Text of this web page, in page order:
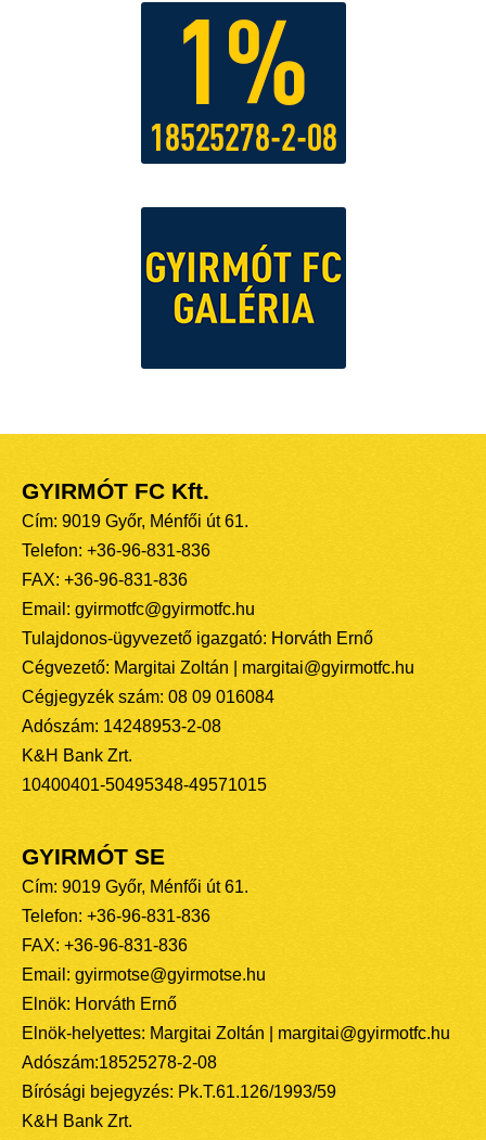
GYIRMÓT FC Kft.
Cím: 9019 Győr, Ménfői út 61.
Telefon: +36-96-831-836
FAX: +36-96-831-836
Email: gyirmotfc@gyirmotfc.hu
Tulajdonos-ügyvezető igazgató: Horváth Ernő
Cégvezető: Margitai Zoltán | margitai@gyirmotfc.hu
Cégjegyzék szám: 08 09 016084
Adószám: 14248953-2-08
K&H Bank Zrt.
10400401-50495348-49571015
GYIRMÓT SE
Cím: 9019 Győr, Ménfői út 61.
Telefon: +36-96-831-836
FAX: +36-96-831-836
Email: gyirmotse@gyirmotse.hu
Elnök: Horváth Ernő
Elnök-helyettes: Margitai Zoltán | margitai@gyirmotfc.hu
Adószám:18525278-2-08
Bírósági bejegyzés: Pk.T.61.126/1993/59
K&H Bank Zrt.